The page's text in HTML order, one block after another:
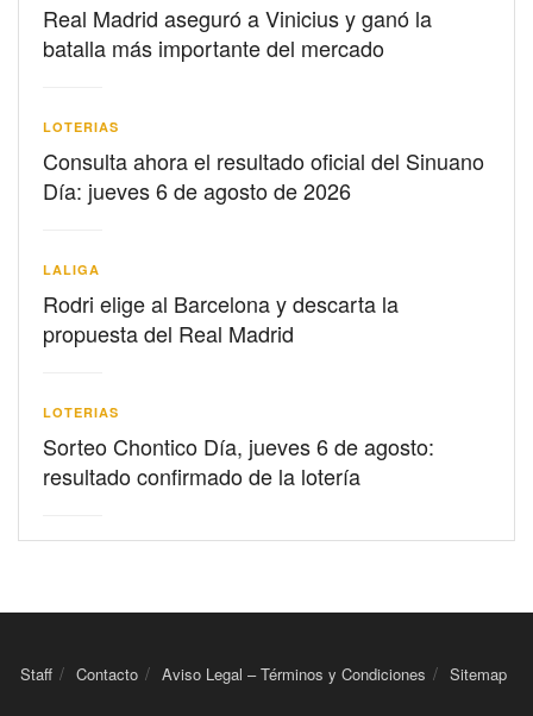
Real Madrid aseguró a Vinicius y ganó la
batalla más importante del mercado
LOTERIAS
Consulta ahora el resultado oficial del Sinuano
Día: jueves 6 de agosto de 2026
LALIGA
Rodri elige al Barcelona y descarta la
propuesta del Real Madrid
LOTERIAS
Sorteo Chontico Día, jueves 6 de agosto:
resultado confirmado de la lotería
Staff Contacto Aviso Legal – Términos y Condiciones Sitemap